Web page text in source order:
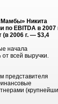
Никита
по EBITDA в 2007
2006 г. — $3,4
начала
всей выручки.
представителя